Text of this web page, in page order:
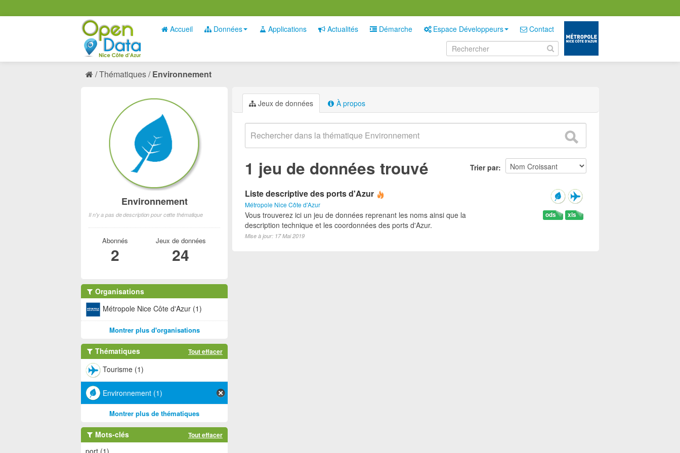
Accueil Données Applications Actualités Démarche Espace Développeurs Contact
Thématiques Environnement
Jeux de données À propos
Trier par
1 jeu de données trouvé
Liste descriptive des ports d'Azur
Métropole Nice Côte d'Azur
xls
ods
Vous trouverez ici un jeu de données reprenant les noms ainsi que la
description technique et les coordonnées des ports d'Azur.
Mise à jour: 17 Mai 2019
Environnement
Il n'y a pas de description pour cette thématique
Abonnés
2
Jeux de données
24
Organisations
Métropole Nice Côte d'Azur (1)
Montrer plus d'organisations
Thématiques Tout effacer
Tourisme (1)
Environnement (1)
Montrer plus de thématiques
Mots-clés Tout effacer
port (1)